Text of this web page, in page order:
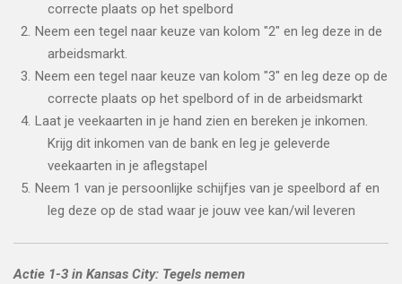
correcte plaats op het spelbord
Neem een tegel naar keuze van kolom "2" en leg deze in de
arbeidsmarkt.
Neem een tegel naar keuze van kolom "3" en leg deze op de
correcte plaats op het spelbord of in de arbeidsmarkt
Laat je veekaarten in je hand zien en bereken je inkomen.
Krijg dit inkomen van de bank en leg je geleverde
veekaarten in je aflegstapel
Neem 1 van je persoonlijke schijfjes van je speelbord af en
leg deze op de stad waar je jouw vee kan/wil leveren
Actie 1-3 in Kansas City: Tegels nemen